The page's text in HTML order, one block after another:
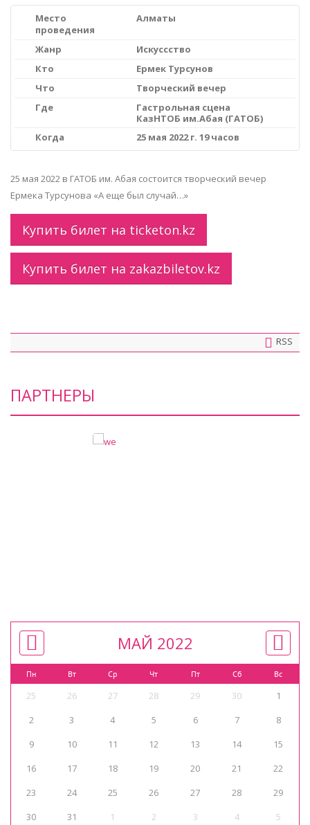
Место
проведения
Алматы
Жанр
Искуссство
Кто
Ермек Турсунов
Что
Творческий вечер
Где
Гастрольная сцена
КазНТОБ им.Абая (ГАТОБ)
Когда
25 мая 2022 г. 19 часов
25 мая 2022 в ГАТОБ им. Абая состоится творческий вечер
Ермека Турсунова «А еще был случай…»
Купить билет на ticketon.kz
Купить билет на zakazbiletov.kz
RSS
ПАРТНЕРЫ
МАЙ 2022
Пн Вт Ср Чт Пт Сб Вс
25 26 27 28 29 30
1
2
3 4 5 6 7
8
9
10 11 12 13 14
15
16
17 18 19 20 21
22
23
24 25 26 27 28
29
30
31 1 2 3 4 5